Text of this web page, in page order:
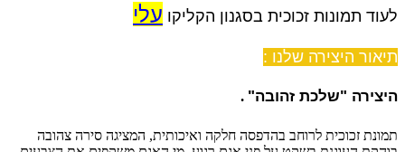
לעוד תמונות זכוכית בסגנון הקליקו עלי
תיאור היצירה שלנו :
היצירה "שלכת זהובה"
.
תמונת זכוכית לרוחב בהדפסה חלקה ואיכותית, המציגה סירה צהובה